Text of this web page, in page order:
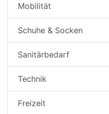
Mobilität
Schuhe & Socken
Sanitärbedarf
Technik
Freizeit